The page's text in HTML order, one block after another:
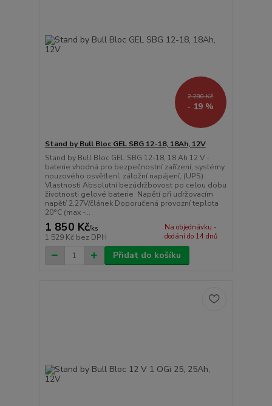
2 280 Kč
- 19 %
Stand by Bull Bloc GEL SBG 12-18, 18Ah, 12V
Stand by Bull Bloc GEL SBG 12-18, 18 Ah 12 V -
baterie vhodná pro bezpečnostní zařízení, systémy
nouzového osvětlení, záložní napájení, (UPS)
Vlastnosti Absolutní bezúdržbovost po celou dobu
životnosti gelové baterie Napětí při udržovacím
napětí 2,27V/článek Doporučená provozní teplota
20°C (max -...
1 850 Kč/ks
1 529 Kč bez DPH
Na objednávku -
dodání do 14 dnů
Přidat do košíku